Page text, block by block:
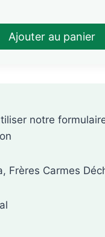
Ajouter au panier
notre
Frères Carmes